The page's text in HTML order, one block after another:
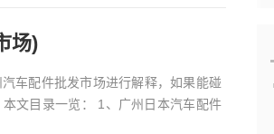
场)
车配件批发市场进行解释，如果能碰
文目录一览： 1、广州日本汽车配件